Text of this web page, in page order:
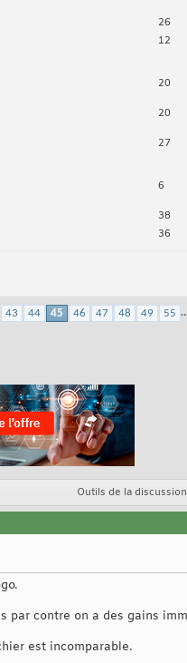
26
12
20
20
27
6
38
36
43 44 45 46 47 48 49 55
Outils de la discussion
par contre on a des gains
est incomparable.